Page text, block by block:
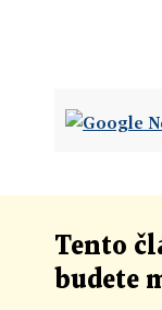
Tento
budete